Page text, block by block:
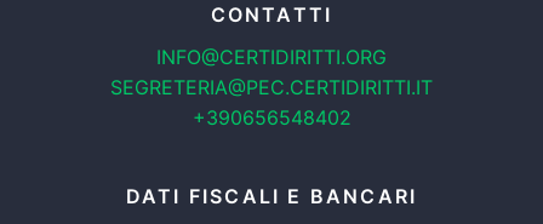
CONTATTI
INFO@CERTIDIRITTI.ORG
SEGRETERIA@PEC.CERTIDIRITTI.IT
+390656548402
DATI FISCALI E BANCARI